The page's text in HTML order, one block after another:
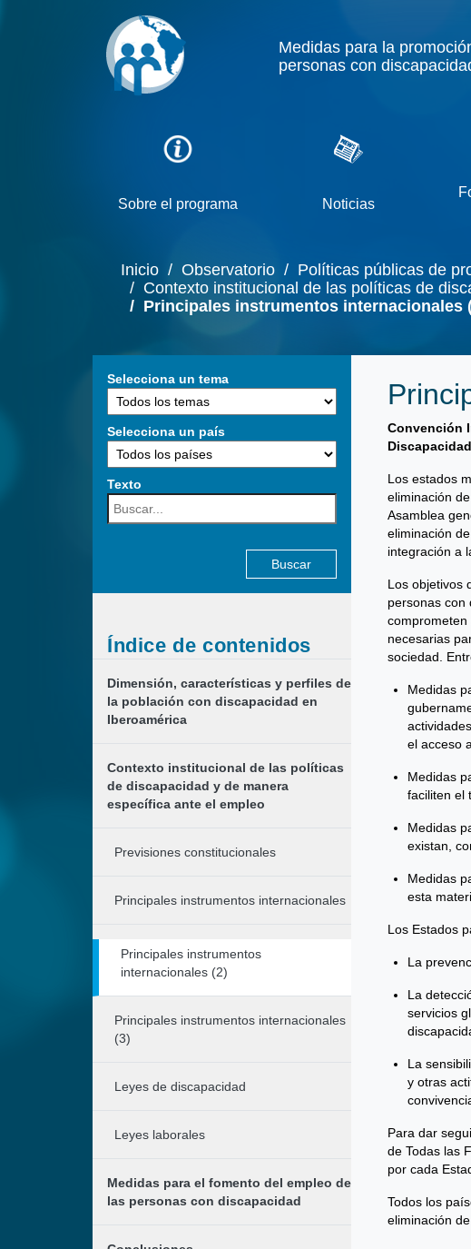
Medidas para la
personas con
Sobre el programa Noticias
Inicio / Observatorio / Políticas públicas de
/ Contexto institucional de las políticas de
/ Principales instrumentos internacionales
Selecciona un tema
Selecciona un país
Texto
Buscar:
Índice de contenidos
Dimensión, características y perfiles de
la población con discapacidad en
Iberoamérica
Contexto institucional de las políticas
de discapacidad y de manera
específica ante el empleo
Previsiones constitucionales
Principales instrumentos internacionales
Principales instrumentos
internacionales (2)
Principales instrumentos internacionales
(3)
Leyes de discapacidad
Leyes laborales
Medidas para el fomento del empleo de
las personas con discapacidad
Convención
Los estados
eliminación
Asamblea
eliminación
integración a
Los objetivos
personas con
comprometen
necesarias
sociedad.
Medidas
el acceso
Medidas
faciliten el
Medidas
existan,
Medidas
esta
Los Estados
La
La
servicios
La
y otras
Para dar
de Todas las
por cada
Todos los
eliminación